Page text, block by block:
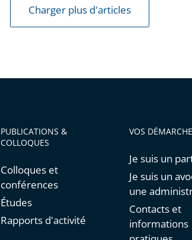
Charger plus d'articles
PUBLICATIONS &
COLLOQUES
Colloques et
conférences
Études
Rapports d'activité
VOS
Je suis un
Je suis un
une
Contacts et
informations